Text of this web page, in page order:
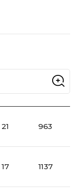
963
1137